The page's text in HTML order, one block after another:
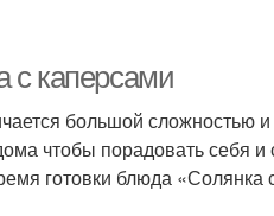
с каперсами
большой сложностью и
чтобы порадовать себя и
готовки блюда «Солянка